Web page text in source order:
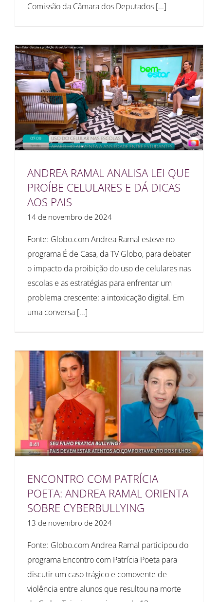
Comissão da Câmara dos Deputados [...]
ANDREA RAMAL ANALISA LEI QUE
PROÍBE CELULARES E DÁ DICAS
AOS PAIS
14 de novembro de 2024
Fonte: Globo.com Andrea Ramal esteve no
programa É de Casa, da TV Globo, para debater
o impacto da proibição do uso de celulares nas
escolas e as estratégias para enfrentar um
problema crescente: a intoxicação digital. Em
uma conversa [...]
ENCONTRO COM PATRÍCIA
POETA: ANDREA RAMAL ORIENTA
SOBRE CYBERBULLYING
13 de novembro de 2024
Fonte: Globo.com Andrea Ramal participou do
programa Encontro com Patrícia Poeta para
discutir um caso trágico e comovente de
violência entre alunos que resultou na morte